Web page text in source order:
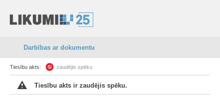
Darbības ar dokumentu
Tiesību akts: zaudējis spēku
Tiesību akts ir zaudējis spēku.